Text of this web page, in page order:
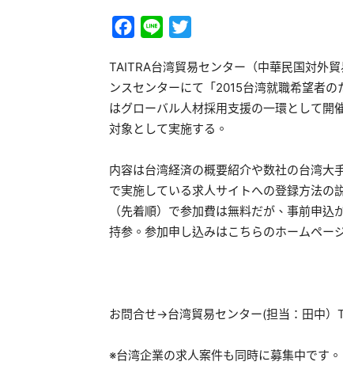
Facebook
Line
TAITRA台湾貿易センター（中華民国対外
ンスセンターにて「2015台湾就職希望者
はグローバル人材採用支援の一環として開
対象として実施する。
内容は台湾経済の概要紹介や数社の台湾大
で実施している求人サイトへの登録方法の
（先着順）で参加費は無料だが、事前申
持参。参加申し込みはこちらのホームペ
お問合せ→台湾貿易センター(担当：田中
※台湾企業の求人案件も同時に募集中です。